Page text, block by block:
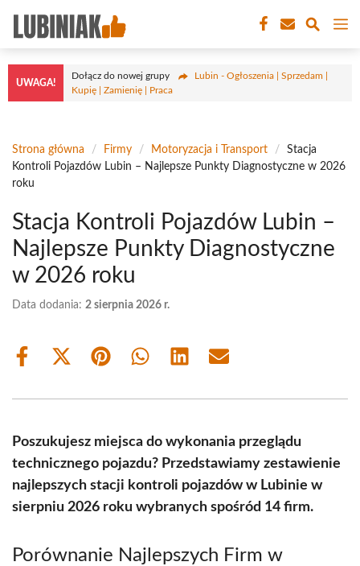
treści
UWAGA!
Dołącz do nowej grupy
Lubin - Ogłoszenia | Sprzedam |
Kupię | Zamienię | Praca
Strona główna / Firmy / Motoryzacja i Transport /
Stacja
Kontroli Pojazdów Lubin – Najlepsze Punkty Diagnostyczne w 2026
roku
Stacja Kontroli Pojazdów Lubin –
Najlepsze Punkty Diagnostyczne
w 2026 roku
Data dodania: 2 sierpnia 2026 r.
Share
Share
(Twitter)
Share Share Share Share
Poszukujesz miejsca do wykonania przeglądu
technicznego pojazdu? Przedstawiamy zestawienie
najlepszych stacji kontroli pojazdów w Lubinie w
sierpniu 2026 roku wybranych spośród 14 firm.
Porównanie Najlepszych Firm w